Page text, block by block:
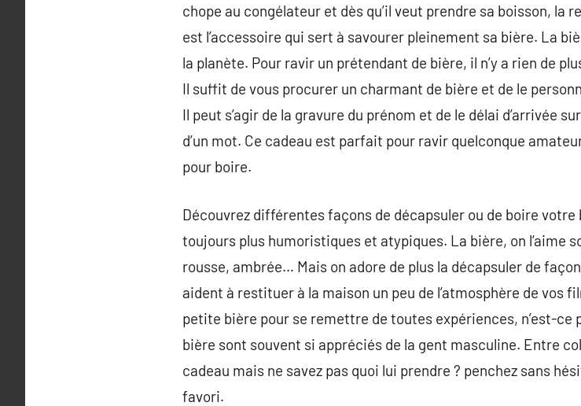
chope au congélateur et dès qu’il veut prendre sa boisson,
est l’accessoire qui sert à savourer pleinement sa bière. La
la planète. Pour ravir un prétendant de bière, il n’y a rien de
Il suffit de vous procurer un charmant de bière et de le
Il peut s’agir de la gravure du prénom et de le délai d’arrivée
d’un mot. Ce cadeau est parfait pour ravir quelconque
pour boire.
Découvrez différentes façons de décapsuler ou de boire votre
toujours plus humoristiques et atypiques. La bière, on l’aime
rousse, ambrée… Mais on adore de plus la décapsuler de
aident à restituer à la maison un peu de l’atmosphère de vos
petite bière pour se remettre de toutes expériences, n’est-ce
bière sont souvent si appréciés de la gent masculine. Entre
cadeau mais ne savez pas quoi lui prendre ? penchez sans
favori.